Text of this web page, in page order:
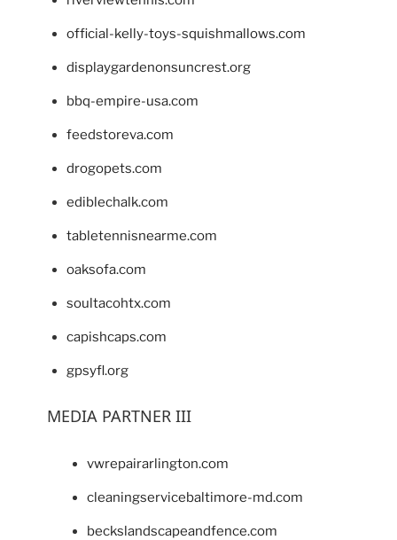
official-kelly-toys-squishmallows.com
displaygardenonsuncrest.org
bbq-empire-usa.com
feedstoreva.com
drogopets.com
ediblechalk.com
tabletennisnearme.com
oaksofa.com
soultacohtx.com
capishcaps.com
gpsyfl.org
MEDIA PARTNER III
vwrepairarlington.com
cleaningservicebaltimore-md.com
beckslandscapeandfence.com